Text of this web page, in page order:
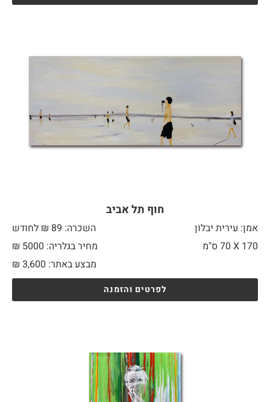
חוף תל אביב
אמן: עירית יבלון
השכרה: 89 ₪ לחודש
170 X
מחיר בגלריה: 5000 ₪
מבצע באתר:
₪ 3,600
לפרטים והזמנה